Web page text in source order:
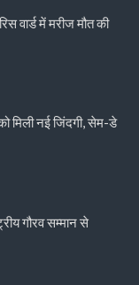
वार्ड में मरीज मौत की
मिली नई जिंदगी, सेम-डे
गौरव सम्मान से